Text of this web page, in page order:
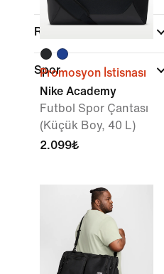
Renk
Spor
Promosyon İstisnası
Nike Academy
Futbol Spor Çantası
(Küçük Boy, 40 L)
2.099₺